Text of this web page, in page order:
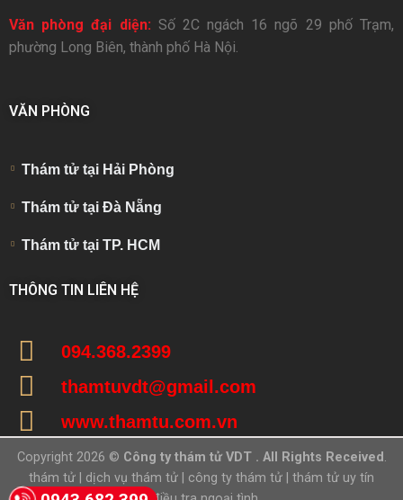
Văn phòng đại diện: Số 2C ngách 16 ngõ 29 phố Trạm,
phường Long Biên, thành phố Hà Nội.
VĂN PHÒNG
Thám tử tại Hải Phòng
Thám tử tại Đà Nẵng
Thám tử tại TP. HCM
THÔNG TIN LIÊN HỆ
094.368.2399
thamtuvdt@gmail.com
www.thamtu.com.vn
Copyright 2026 © Công ty thám tử VDT . All Rights Received .
thám tử
dịch vụ thám tử công ty thám tử
thám tử uy tín